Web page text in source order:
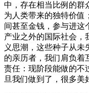
中，存在相当比例的群
为人类带来的独特价值
间甚至金钱，参与进这
产业之外的国际社会，
义思潮，这些种子从未
的亲历者，我们肩负着
责任：现阶段能做的不
旦我们做到了，很多美